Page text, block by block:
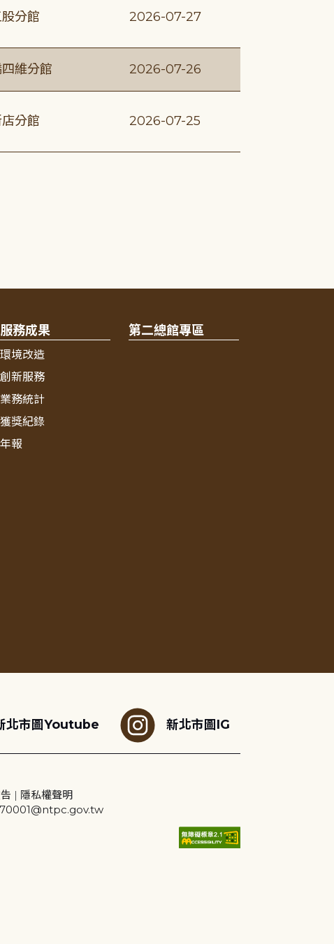
分館 2026-07-27
維分館 2026-07-26
分館 2026-07-25
服務成果
環境改造
創新服務
業務統計
獲獎紀錄
年報
第二總館專區
北市圖Youtube 新北市圖IG
| 隱私權聲明